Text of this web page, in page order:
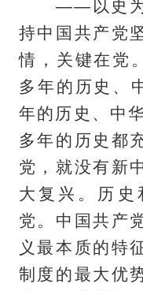
——以史为
持中国共产党
情，关键在党
多年的历史、
年的历史、中
多年的历史都
党，就没有新
大复兴。历史
党。中国共产
义最本质的特
制度的最大优